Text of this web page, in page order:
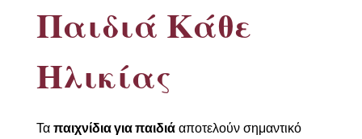
Παιδιά Κάθε
Ηλικίας
Ταπαιχνίδια για παιδιάαποτελούν σημαντικό